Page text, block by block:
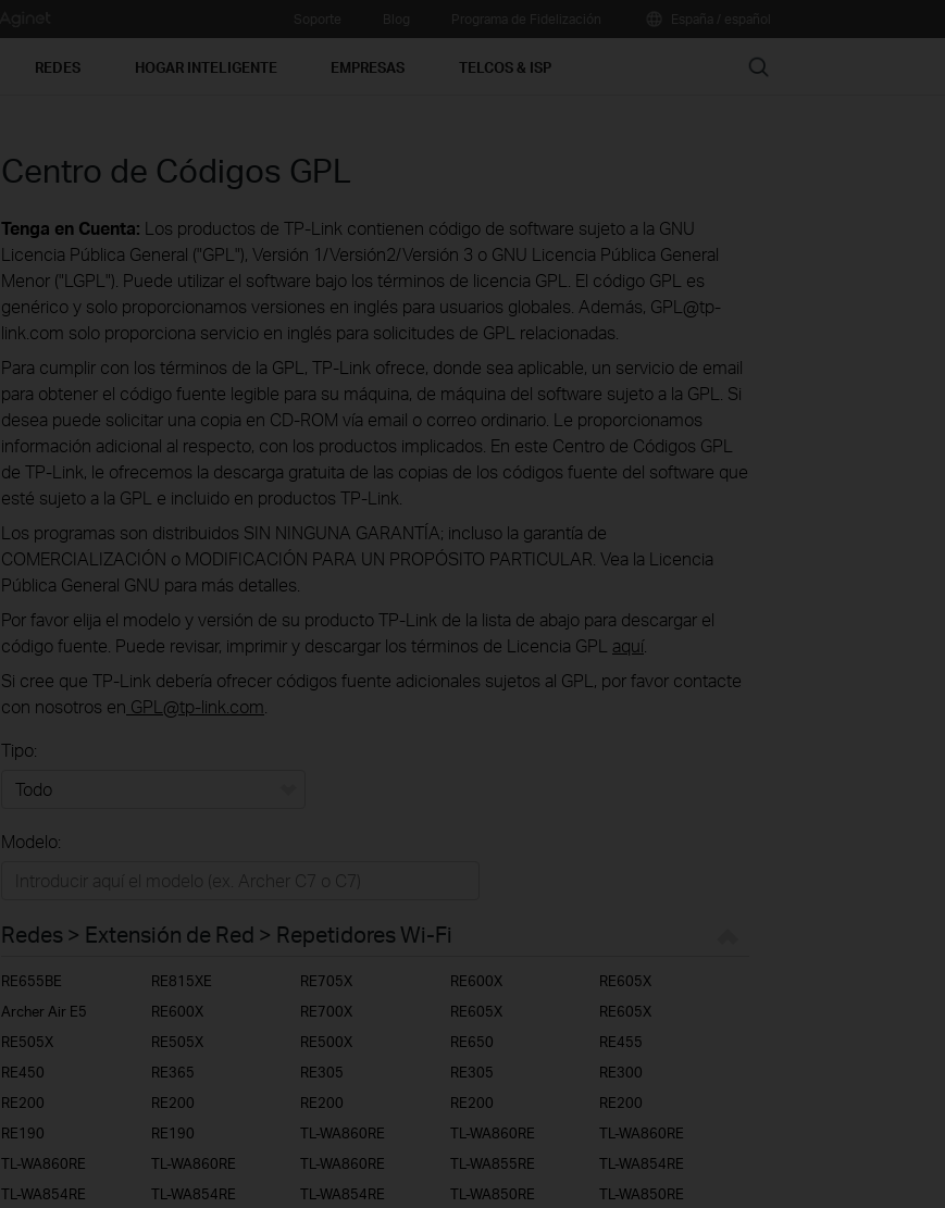
REDES HOGAR INTELIGENTE EMPRESAS TELCOS & ISP Search
Centro de Códigos GPL
Tenga en Cuenta: Los productos de TP-Link contienen código de software sujeto a la GNU
Licencia Pública General ("GPL"), Versión 1/Versión2/Versión 3 o GNU Licencia Pública General
Menor ("LGPL"). Puede utilizar el software bajo los términos de licencia GPL. El código GPL es
genérico y solo proporcionamos versiones en inglés para usuarios globales. Además, GPL@tp-
link.com solo proporciona servicio en inglés para solicitudes de GPL relacionadas.
Para cumplir con los términos de la GPL, TP-Link ofrece, donde sea aplicable, un servicio de email
para obtener el código fuente legible para su máquina, de máquina del software sujeto a la GPL. Si
desea puede solicitar una copia en CD-ROM vía email o correo ordinario. Le proporcionamos
información adicional al respecto, con los productos implicados. En este Centro de Códigos GPL
de TP-Link, le ofrecemos la descarga gratuita de las copias de los códigos fuente del software que
esté sujeto a la GPL e incluido en productos TP-Link.
Los programas son distribuidos SIN NINGUNA GARANTÍA; incluso la garantía de
COMERCIALIZACIÓN o MODIFICACIÓN PARA UN PROPÓSITO PARTICULAR. Vea la Licencia
Pública General GNU para más detalles.
Por favor elija el modelo y versión de su producto TP-Link de la lista de abajo para descargar el
código fuente. Puede revisar, imprimir y descargar los términos de Licencia GPL aquí.
Si cree que TP-Link debería ofrecer códigos fuente adicionales sujetos al GPL, por favor contacte
con nosotros en GPL @tp-link.com
Tipo:
Empresas
Telcos & ISP
Modelo:
Redes > Extensión de Red > Repetidores Wi-Fi
RE655BE RE815XE RE705X RE600X
RE605X
Archer Air E5
RE600X RE700X RE605X
RE605X
RE505X
RE505X RE500X RE650
RE455
RE450
RE365 RE305 RE305
RE300
RE200
RE200 RE200 RE200
RE200
RE190
RE190 TL-WA860RE TL-WA860RE
TL-WA860RE
TL-WA860RE
TL-WA860RE TL-WA860RE TL-WA855RE
TL-WA854RE
TL-WA854RE
TL-WA854RE TL-WA854RE TL-WA850RE
TL-WA850RE